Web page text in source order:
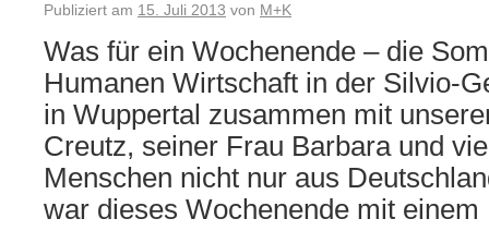
Publiziert am 15. Juli 2013 von M+K
Was für ein Wochenende – die
Humanen Wirtschaft in der Silvio-
in Wuppertal zusammen mit
Creutz, seiner Frau Barbara und
Menschen nicht nur aus
war dieses Wochenende mit